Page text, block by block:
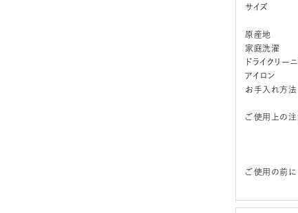
サイズ
原産地
家庭洗濯
ドライクリー
アイロン
お手入れ方法
ご使用上の
ご使用の前に